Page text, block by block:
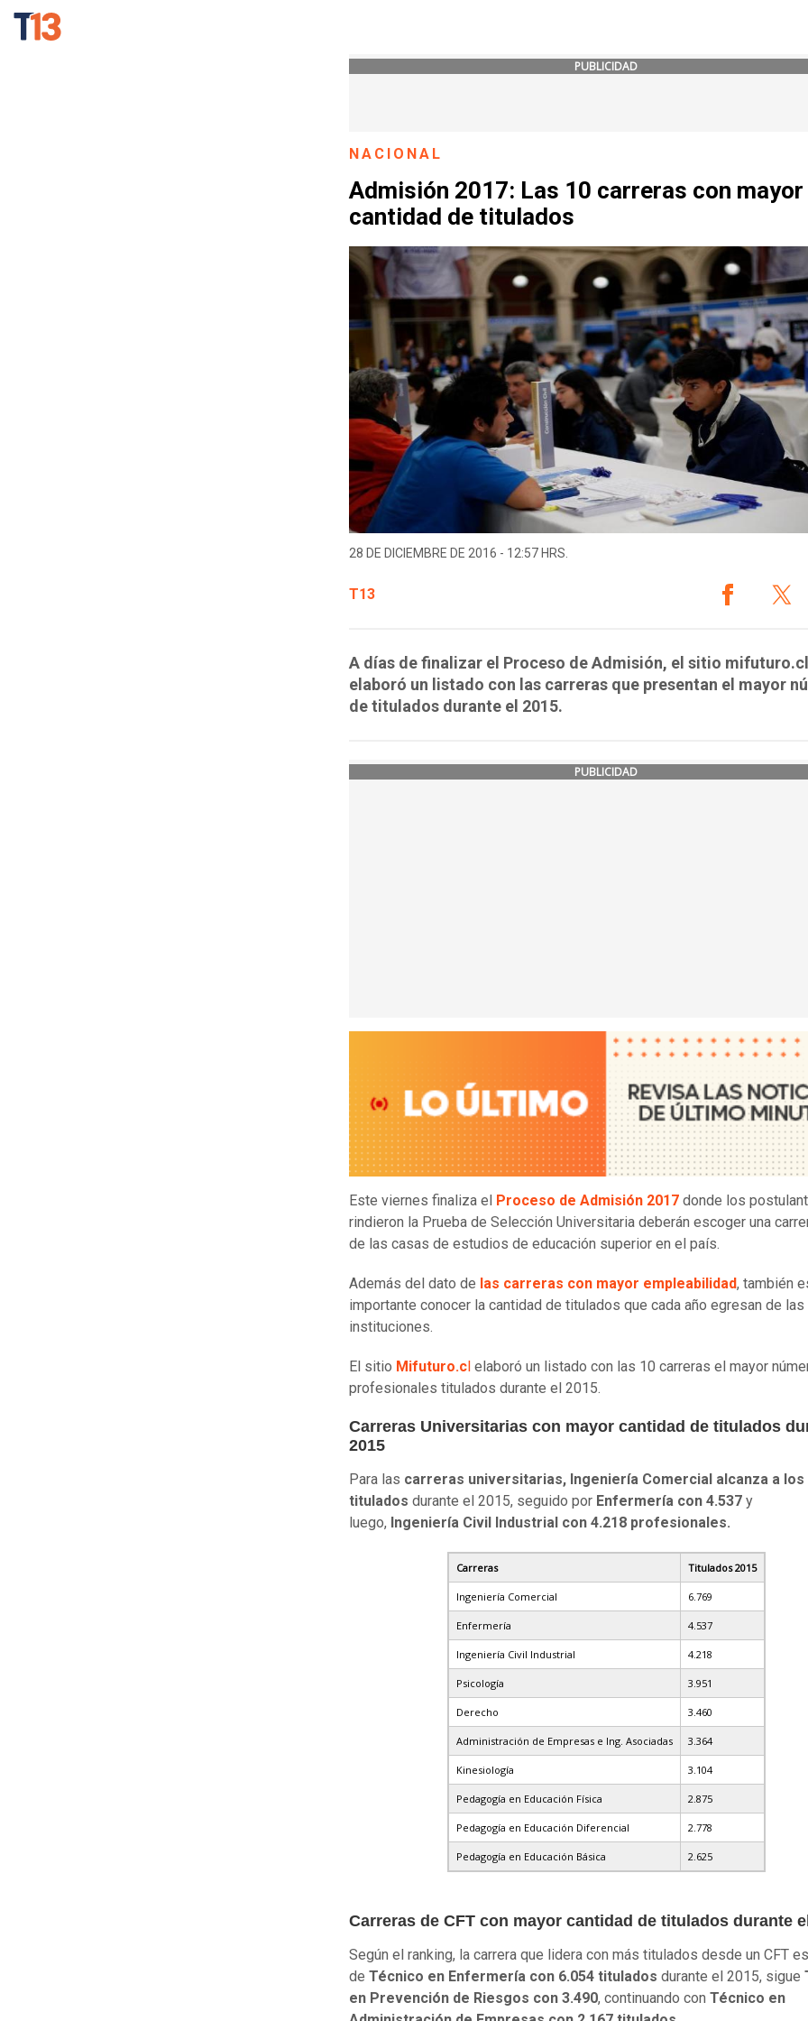
PUBLICIDAD
NACIONAL
Admisión 2017: Las 10 carreras con mayor
cantidad de titulados
28 DE DICIEMBRE DE 2016 - 12:57 HRS.
T13
A días de finalizar el Proceso de Admisión, el sitio mifuturo.cl
elaboró un listado con las carreras que presentan el mayor
de titulados durante el 2015.
PUBLICIDAD
Este viernes finaliza el Proceso de Admisión 2017 donde los
rindieron la Prueba de Selección Universitaria deberán escoger una
de las casas de estudios de educación superior en el país.
Además del dato de las carreras con mayor empleabilidad, también
importante conocer la cantidad de titulados que cada año egresan de las
instituciones.
El sitio Mifuturo.c elaboró un listado con las 10 carreras el mayor
profesionales titulados durante el 2015.
Carreras Universitarias con mayor cantidad de titulados
2015
Para las carreras universitarias, Ingeniería Comercial alcanza a los
titulados durante el 2015, seguido por Enfermería con 4.537 y
luego, Ingeniería Civil Industrial con 4.218 profesionales.
Carreras Titulados 2015
Ingeniería Comercial 6.769
Enfermería 4.537
Ingeniería Civil Industrial 4.218
Psicología 3.951
Derecho 3.460
Administración de Empresas e Ing. Asociadas 3.364
Kinesiología 3.104
Pedagogía en Educación Física 2.875
Pedagogía en Educación Diferencial 2.778
Pedagogía en Educación Básica 2.625
Carreras de CFT con mayor cantidad de titulados durante
Según el ranking, la carrera que lidera con más titulados desde un CFT
de Técnico en Enfermería con 6.054 titulados durante el 2015, sigue
en Prevención de Riesgos con 3.490, continuando con Técnico en